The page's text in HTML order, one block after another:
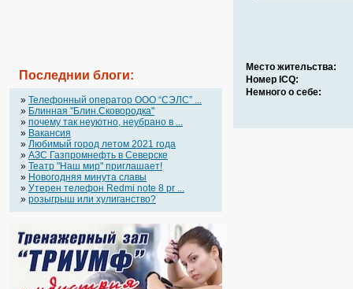
Последнии блоги:
» Телефонный оператор OOO “СЭЛС” ...
» Блинная "Блин.Сковородка"
» почему так неуютно, неубрано в ...
» Вакансия
» Любимый город летом 2021 года
» АЗС Газпромнефть в Северске
» Театр "Наш мир" приглашает!
» Новогодняя минута славы
» Утерен телефон Redmi note 8 pr ...
» розыгрыш или хулиганство?
Место жительства:
Номер ICQ:
Немного о себе: